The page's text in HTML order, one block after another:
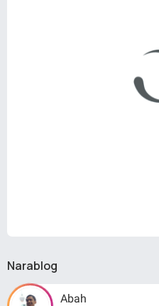
Narablog
Abah